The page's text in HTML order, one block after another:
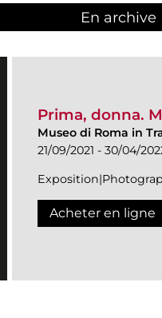
En archive
Prima, donna.
Museo di Roma in
21/09/2021 - 30/04/
Acheter en ligne